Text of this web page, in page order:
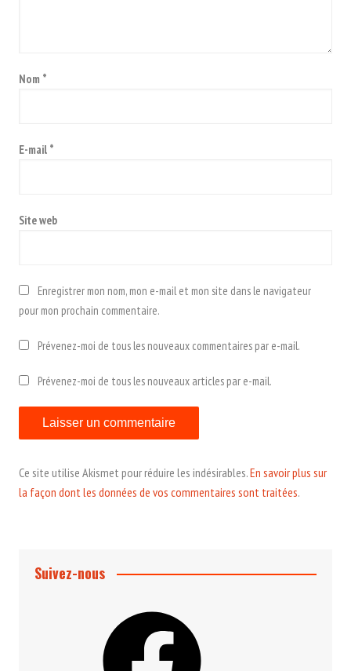
Nom *
E-mail *
Site web
Enregistrer mon nom, mon e-mail et mon site dans le navigateur
pour mon prochain commentaire.
Prévenez-moi de tous les nouveaux commentaires par e-mail.
Prévenez-moi de tous les nouveaux articles par e-mail.
Ce site utilise Akismet pour réduire les indésirables.En savoir plus sur
la façon dont les données de vos commentaires sont traitées.
Suivez-nous